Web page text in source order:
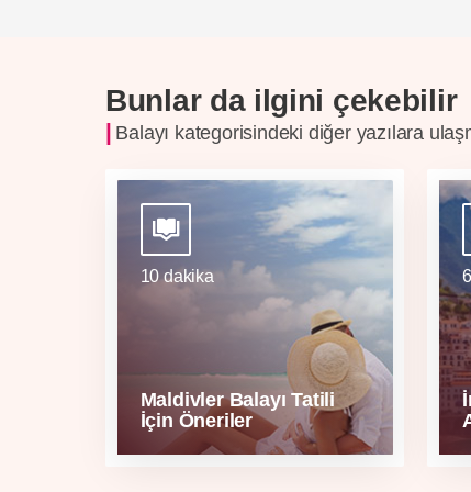
Bunlar da ilgini çekebilir
Balayı kategorisindeki diğer yazılara
10 dakika
Maldivler Balayı Tatili
İçin Öneriler